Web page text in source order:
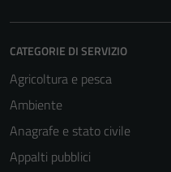
CATEGORIE DI SERVIZIO
Agricoltura e pesca
Ambiente
Anagrafe e stato civile
Appalti pubblici